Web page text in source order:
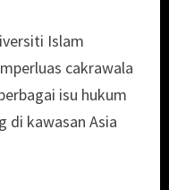
Islam
cakrawala
isu hukum
di kawasan Asia